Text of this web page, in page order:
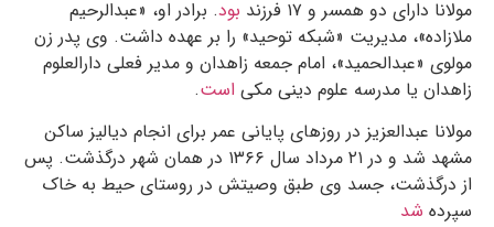
مولانا دارای دو همسر و ۱۷ فرزند
بود. برادر او، «عبدالرحیم
ملازاده»، مدیریت «شبکه توحید» را بر عهده داشت. وی پدر زن
مولوی «عبدالحمید»، امام جمعه زاهدان و مدیر فعلی دارالعلوم
زاهدان یا مدرسه علوم دینی مکی است.
مولانا عبدالعزیز در روزهای پایانی عمر برای انجام دیالیز ساکن
مشهد شد و در ۲۱ مرداد سال ۱۳۶۶ در همان شهر درگذشت. پس
از درگذشت، جسد وی طبق وصیتش در روستای حیط به خاک
سپرده شد